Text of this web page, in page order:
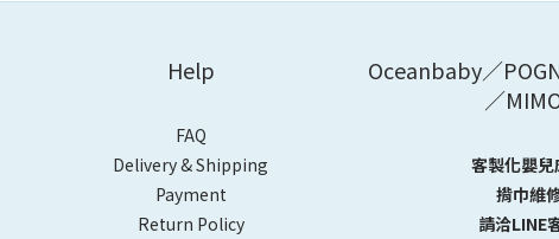
Help
FAQ
Delivery & Shipping
Payment
Return Policy
Oceanbaby／
／
客製化嬰兒
揹巾維
請洽LINE